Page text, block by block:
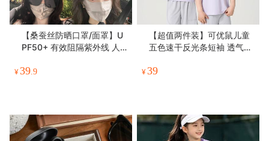
【桑蚕丝防晒口罩/面罩】U
PF50+ 有效阻隔紫外线 人
¥39 .9
【超值两件装】可优鼠儿童
五色速干反光条短袖 透气舒
不挑人 110-170
¥39